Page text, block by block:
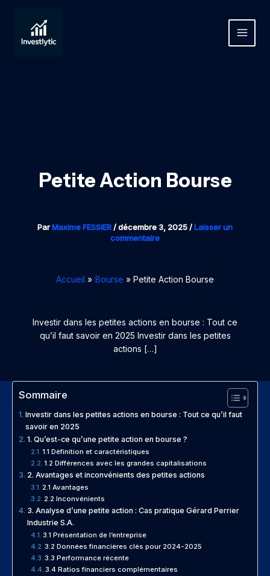
contenu
MAIN
Petite Action Bourse
ParMaxime FESSIER/décembre 3, 2025/Laisser un
commentaire
Accueil Bourse Petite Action Bourse
Investir dans les petites actions en bourse : Tout ce
qu’il faut savoir en 2025 Investir dans les petites
actions […]
Sommaire
Investir dans les petites actions en bourse : Tout ce qu’il faut
savoir en 2025
1. Qu’est-ce qu’une petite action en bourse ?
1.1 Définition et caractéristiques
1.2 Différences avec les grandes capitalisations
2. Avantages et inconvénients des petites actions
2.1 Avantages
2.2 Inconvénients
3. Analyse d’une petite action : Cas pratique Gérard Perrier
Industrie S.A.
3.1 Présentation de l’entreprise
3.2 Données financières clés pour 2024-2025
3.3 Performance récente
3.4 Ratios financiers complémentaires